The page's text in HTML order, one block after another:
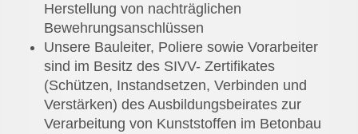
Herstellung von nachträglichen
Bewehrungsanschlüssen
Unsere Bauleiter, Poliere sowie Vorarbeiter
sind im Besitz des SIVV- Zertifikates
(Schützen, Instandsetzen, Verbinden und
Verstärken) des Ausbildungsbeirates zur
Verarbeitung von Kunststoffen im Betonbau